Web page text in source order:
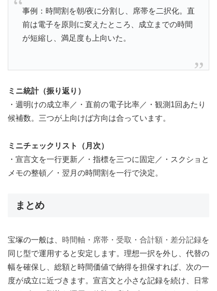
事例：時間割を朝/夜に分割し、席帯を二択化。直
前は電子を原則に変えたところ、成立までの時間
が短縮し、満足度も上向いた。
ミニ統計（振り返り）
・週明けの成立率／・直前の電子比率／・観測1回あたり
候補数。三つが上向けば方向は合っています。
ミニチェックリスト（月次）
・宣言文を一行更新／・指標を三つに固定／・スクショと
メモの整頓／・翌月の時間割を一行で決定。
まとめ
宝塚の一般は、 時間軸・席帯・受取・合計額・差分記録を
同じ型で運用すると安定します。理想一択を外し、代替の
幅を確保し、総額と時間価値で納得を担保すれば、次の一
度が成立に近づきます。宣言文と小さな記録を続け、日常